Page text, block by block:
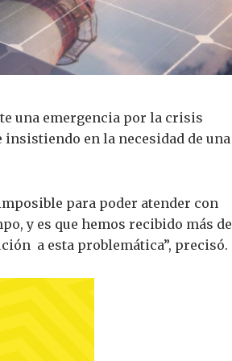
una emergencia por la crisis
en la necesidad de una
para poder atender con
y es que hemos recibido más de
a esta problemática”, precisó.